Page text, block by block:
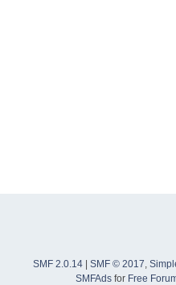
SMF 2.0.14 SMF © 2017
SMFAdsfor Free